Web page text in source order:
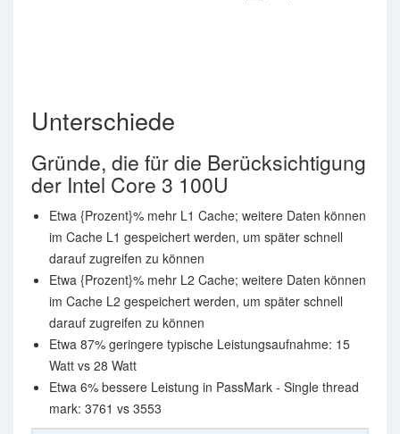
Unterschiede
Gründe, die für die Berücksichtigung
der Intel Core 3 100U
Etwa {Prozent}% mehr L1 Cache; weitere Daten können
im Cache L1 gespeichert werden, um später schnell
darauf zugreifen zu können
Etwa {Prozent}% mehr L2 Cache; weitere Daten können
im Cache L2 gespeichert werden, um später schnell
darauf zugreifen zu können
Etwa 87% geringere typische Leistungsaufnahme: 15
Watt vs 28 Watt
Etwa 6% bessere Leistung in PassMark - Single thread
mark: 3761 vs 3553